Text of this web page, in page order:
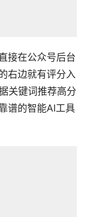
接在公众号后台
右边就有评分入
关键词推荐高分
谱的智能AI工具